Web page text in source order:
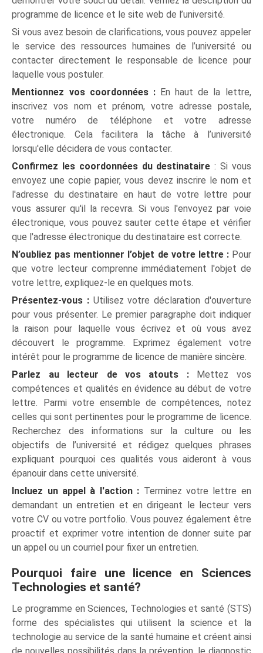
programme de licence et le site web de l’université.
Si vous avez besoin de clarifications, vous pouvez appeler
le service des ressources humaines de l’université ou
contacter directement le responsable de licence pour
laquelle vous postuler.
Mentionnez vos coordonnées : En haut de la lettre,
inscrivez vos nom et prénom, votre adresse postale,
votre numéro de téléphone et votre adresse
électronique. Cela facilitera la tâche à l’université
lorsqu'elle décidera de vous contacter.
Confirmez les coordonnées du destinataire : Si vous
envoyez une copie papier, vous devez inscrire le nom et
l'adresse du destinataire en haut de votre lettre pour
vous assurer qu'il la recevra. Si vous l'envoyez par voie
électronique, vous pouvez sauter cette étape et vérifier
que l'adresse électronique du destinataire est correcte.
N’oubliez pas mentionner l’objet de votre lettre : Pour
que votre lecteur comprenne immédiatement l'objet de
votre lettre, expliquez-le en quelques mots.
Présentez-vous : Utilisez votre déclaration d'ouverture
pour vous présenter. Le premier paragraphe doit indiquer
la raison pour laquelle vous écrivez et où vous avez
découvert le programme. Exprimez également votre
intérêt pour le programme de licence de manière sincère.
Parlez au lecteur de vos atouts :Mettez vos
compétences et qualités en évidence au début de votre
lettre. Parmi votre ensemble de compétences, notez
celles qui sont pertinentes pour le programme de licence.
Recherchez des informations sur la culture ou les
objectifs de l’université et rédigez quelques phrases
expliquant pourquoi ces qualités vous aideront à vous
épanouir dans cette université.
Incluez un appel à l'action : Terminez votre lettre en
demandant un entretien et en dirigeant le lecteur vers
votre CV ou votre portfolio. Vous pouvez également être
proactif et exprimer votre intention de donner suite par
un appel ou un courriel pour fixer un entretien.
Pourquoi faire une licence en Sciences
Technologies et santé?
Le programme en Sciences, Technologies et santé (STS)
forme des spécialistes qui utilisent la science et la
technologie au service de la santé humaine et créent ainsi